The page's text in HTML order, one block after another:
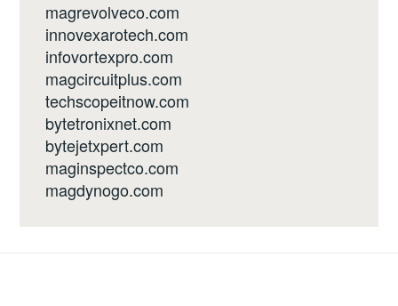
magrevolveco.com
innovexarotech.com
infovortexpro.com
magcircuitplus.com
techscopeitnow.com
bytetronixnet.com
bytejetxpert.com
maginspectco.com
magdynogo.com